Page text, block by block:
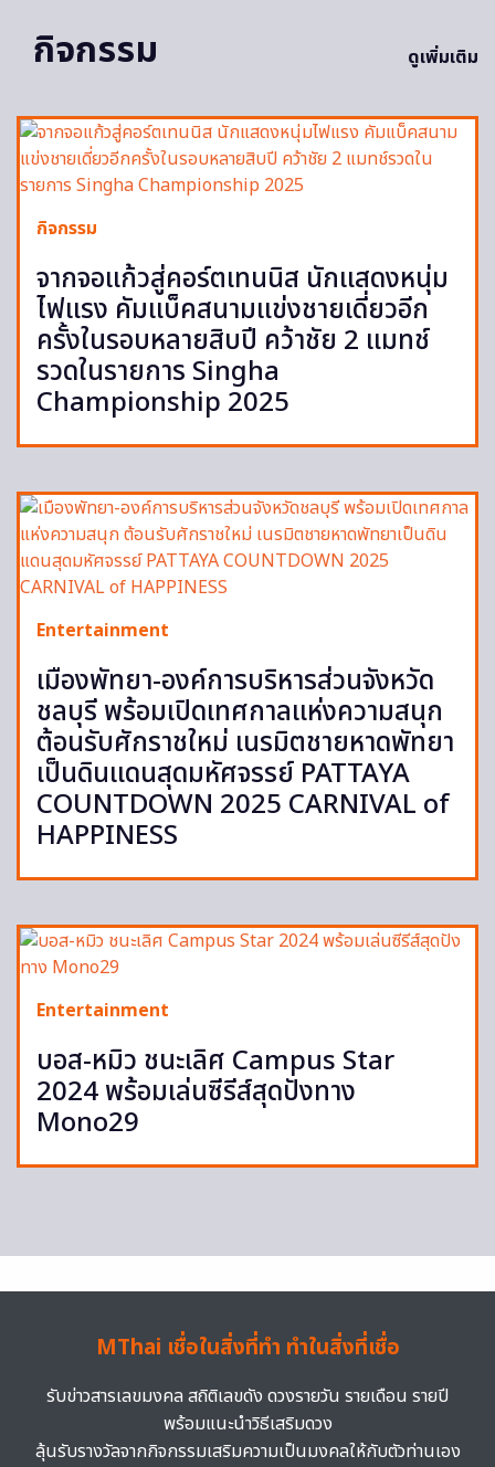
กิจกรรม ดูเพิ่มเติม
กิจกรรม
จากจอแก้วสู่คอร์ตเทนนิส นักแสดงหนุ่ม
ไฟแรง คัมแบ็คสนามแข่งชายเดี่ยวอีก
ครั้งในรอบหลายสิบปี คว้าชัย 2 แมทช์
รวดในรายการ Singha
Championship 2025
Entertainment
เมืองพัทยา-องค์การบริหารส่วนจังหวัด
ชลบุรี พร้อมเปิดเทศกาลแห่งความสนุก
ต้อนรับศักราชใหม่ เนรมิตชายหาดพัทยา
เป็นดินแดนสุดมหัศจรรย์ PATTAYA
COUNTDOWN 2025 CARNIVAL of
HAPPINESS
Entertainment
บอส-หมิว ชนะเลิศ Campus Star
2024 พร้อมเล่นซีรีส์สุดปังทาง
Mono29
MThai เชื่อในสิ่งที่ทำ ทำในสิ่งที่เชื่อ
รับข่าวสารเลขมงคล สถิติเลขดัง ดวงรายวัน รายเดือน รายปี
พร้อมแนะนำวิธีเสริมดวง
ลุ้นรับรางวัลจากกิจกรรมเสริมความเป็นมงคลให้กับตัวท่านเอง